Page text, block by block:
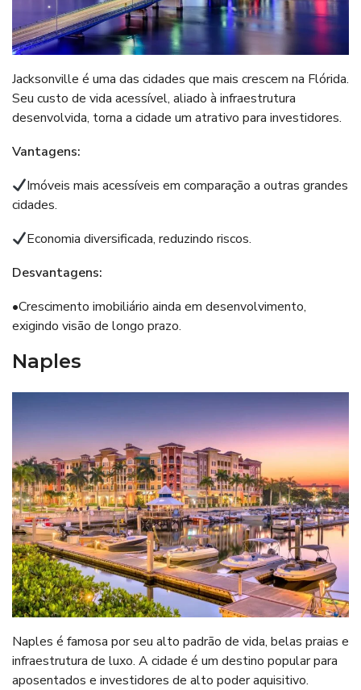
Jacksonville é uma das cidades que mais crescem na Flórida.
Seu custo de vida acessível, aliado à infraestrutura
desenvolvida, torna a cidade um atrativo para investidores.
Vantagens:
Imóveis mais acessíveis em comparação a outras grandes
cidades.
Economia diversificada, reduzindo riscos.
Desvantagens:
•Crescimento imobiliário ainda em desenvolvimento,
exigindo visão de longo prazo.
Naples
Naples é famosa por seu alto padrão de vida, belas praias e
infraestrutura de luxo. A cidade é um destino popular para
aposentados e investidores de alto poder aquisitivo.